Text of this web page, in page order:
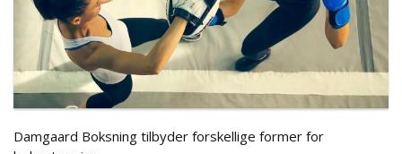
Damgaard Boksning tilbyder forskellige former for